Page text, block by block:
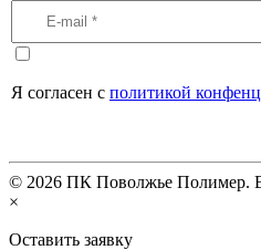
Я согласен с политикой
© 2026 ПК Поволжье Полимер.
×
Оставить заявку